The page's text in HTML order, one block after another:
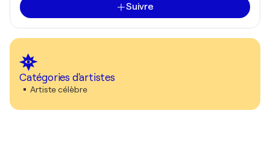
Suivre
Catégories d'artistes
Artiste célèbre